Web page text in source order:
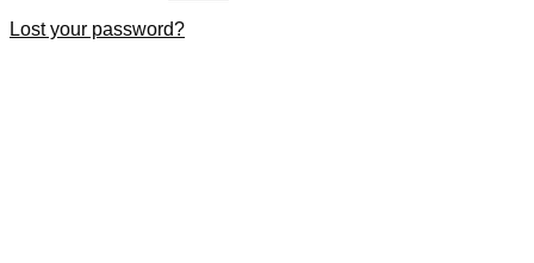
Lost your password?